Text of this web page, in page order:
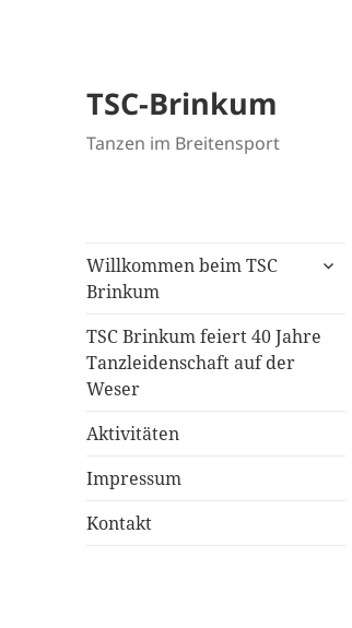
TSC-Brinkum
Tanzen im Breitensport
Willkommen beim TSC
Brinkum
TSC Brinkum feiert 40 Jahre
Tanzleidenschaft auf der
Weser
Aktivitäten
Impressum
Kontakt